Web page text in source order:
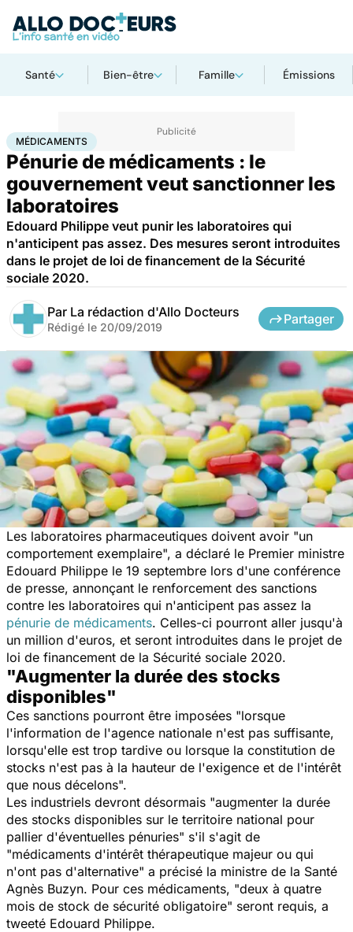
Santé Bien-être Famille Émissions
AccueilSantéMédicaments Médicaments
MÉDICAMENTS
Pénurie de médicaments : le
gouvernement veut sanctionner les
laboratoires
Edouard Philippe veut punir les laboratoires qui
n'anticipent pas assez. Des mesures seront introduites
dans le projet de loi de financement de la Sécurité
sociale 2020.
Par La rédaction d'Allo Docteurs
Rédigé le 20/09/2019
Partager
Les laboratoires pharmaceutiques doivent avoir "un
comportement exemplaire", a déclaré le Premier ministre
Edouard Philippe le 19 septembre lors d'une conférence
de presse, annonçant le renforcement des sanctions
contre les laboratoires qui n'anticipent pas assez la
pénurie de médicaments. Celles-ci pourront aller jusqu'à
un million d'euros, et seront introduites dans le projet de
loi de financement de la Sécurité sociale 2020.
"Augmenter la durée des stocks
disponibles"
Ces sanctions pourront être imposées "lorsque
l'information de l'agence nationale n'est pas suffisante,
lorsqu'elle est trop tardive ou lorsque la constitution de
stocks n'est pas à la hauteur de l'exigence et de l'intérêt
que nous décelons".
Les industriels devront désormais "augmenter la durée
des stocks disponibles sur le territoire national pour
pallier d'éventuelles pénuries" s'il s'agit de
"médicaments d'intérêt thérapeutique majeur ou qui
n'ont pas d'alternative" a précisé la ministre de la Santé
Agnès Buzyn. Pour ces médicaments, "deux à quatre
mois de stock de sécurité obligatoire" seront requis, a
tweeté Edouard Philippe.